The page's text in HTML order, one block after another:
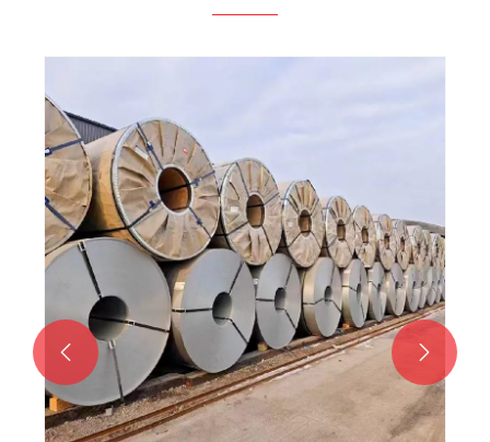
Jaké jsou klíčové rozdíly mezi antikorozními
ocelovými trubkami 3PE a FBE?
Ukázat více >>
 